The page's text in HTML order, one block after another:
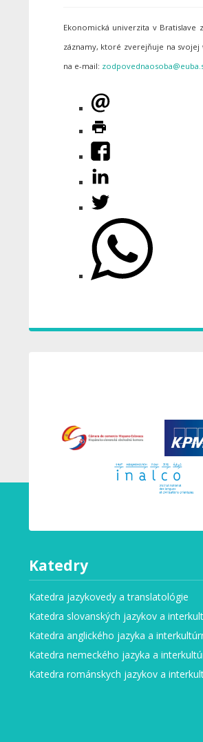
Ekonomická univerzita v
záznamy, ktoré zverejňuje na
na e-mail:
Katedry
Katedra jazykovedy a translatológie
Katedra slovanských jazykov a
Katedra anglického jazyka a
Katedra nemeckého jazyka a
Katedra románskych jazykov a